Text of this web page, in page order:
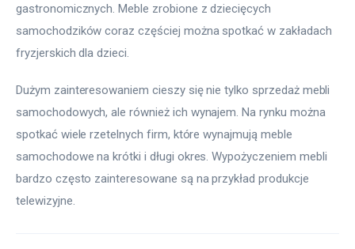
gastronomicznych. Meble zrobione z dziecięcych
samochodzików coraz częściej można spotkać w zakładach
fryzjerskich dla dzieci.
Dużym zainteresowaniem cieszy się nie tylko sprzedaż mebli
samochodowych, ale również ich wynajem. Na rynku można
spotkać wiele rzetelnych firm, które wynajmują meble
samochodowe na krótki i długi okres. Wypożyczeniem mebli
bardzo często zainteresowane są na przykład produkcje
telewizyjne.